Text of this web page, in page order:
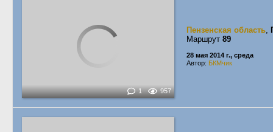
1 957
Пензенская область,
Маршрут 89
28 мая 2014 г., среда
Автор: БКМчик